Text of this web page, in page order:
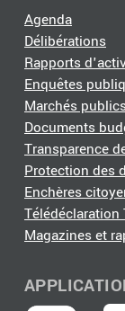
Agenda
Délibérations
Rapports
Enquêtes
Marchés
Documents
Transparence
Protection des
Enchères
Télédéclaration
Magazines et